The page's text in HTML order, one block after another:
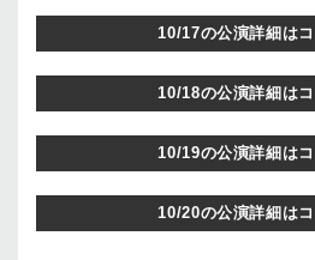
10/17の公演詳細は
10/18の公演詳細は
10/19の公演詳細は
10/20の公演詳細は